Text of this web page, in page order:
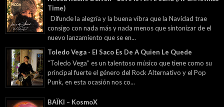
Time)
Difunde la alegría y la buena vibra que la Navidad trae
consigo con nada más y nada menos que sintonizar de el
nuevo lanzamiento que se en...
Toledo Vega - El Saco Es De A Quien Le Quede
“Toledo Vega” es un talentoso músico que tiene como su
principal fuerte el género del Rock Alternativo y el Pop
Punk, en esta ocasión nos co...
BAÏKI – KosmoX